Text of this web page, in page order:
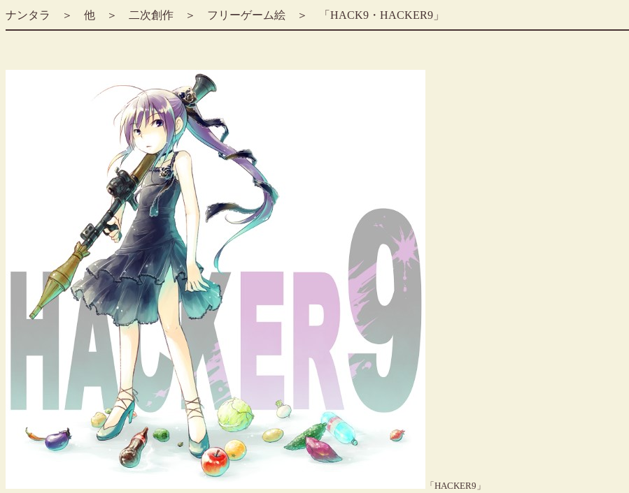
ナンタラ ＞ 他 ＞ 二次創作 ＞ フリーゲーム絵 ＞ 「HACK9・HACKER9」
「HACKER9」